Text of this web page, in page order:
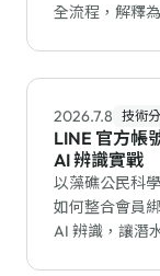
全流程，解釋
2026.7.8 技術
LINE 官方帳
AI 辨識實戰
以藻礁公民科
如何整合會員
AI 辨識，讓潛